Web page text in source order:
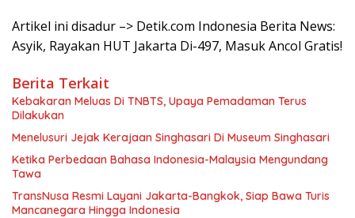
Artikel ini disadur –> Detik.com Indonesia Berita News:
Asyik, Rayakan HUT Jakarta Di-497, Masuk Ancol Gratis!
Berita Terkait
Kebakaran Meluas Di TNBTS, Upaya Pemadaman Terus
Dilakukan
Menelusuri Jejak Kerajaan Singhasari Di Museum Singhasari
Ketika Perbedaan Bahasa Indonesia-Malaysia Mengundang
Tawa
TransNusa Resmi Layani Jakarta-Bangkok, Siap Bawa Turis
Mancanegara Hingga Indonesia